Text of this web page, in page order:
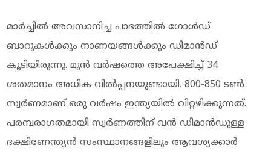
മാര്‍ച്ചില്‍ അവസാനിച്ച പാദത്തില്‍ ഗോള്‍ഡ്
ബാറുകള്‍ക്കും നാണയങ്ങള്‍ക്കും ഡിമാന്‍ഡ്
കൂടിയിരുന്നു. മുന്‍ വര്‍ഷത്തെ അപേക്ഷിച്ച് 34
ശതമാനം അധിക വില്‍പ്പനയുണ്ടായി. 800-850 ടണ്‍
സ്വര്‍ണമാണ് ഒരു വര്‍ഷം ഇന്ത്യയില്‍ വിറ്റഴിക്കുന്നത്.
പരമ്പരാഗതമായി സ്വര്‍ണത്തിന് വന്‍ ഡിമാന്‍ഡുള്ള
ദക്ഷിണേന്ത്യന്‍ സംസ്ഥാനങ്ങളിലും ആവശ്യക്കാര്‍